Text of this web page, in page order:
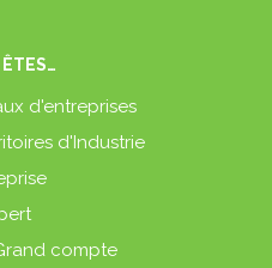
d'entreprises
d'Industrie
compte